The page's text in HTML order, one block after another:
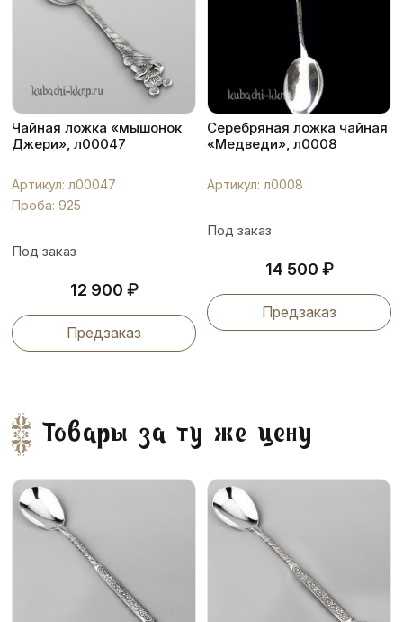
Чайная ложка «мышонок
Джери», л00047
Артикул: л00047
Проба: 925
Под заказ
12 900 ₽
Предзаказ
Серебряная ложка чайная
«Медведи», л0008
Артикул: л0008
Под заказ
14 500 ₽
Предзаказ
Товары за ту же цену